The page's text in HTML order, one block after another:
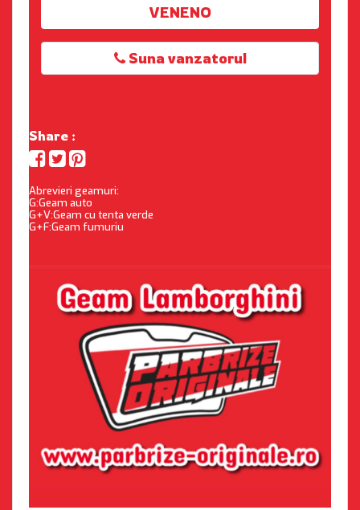
VENENO
Suna vanzatorul
Share :
Abrevieri geamuri:
G:Geam auto
G+V:Geam cu tenta verde
G+F:Geam fumuriu